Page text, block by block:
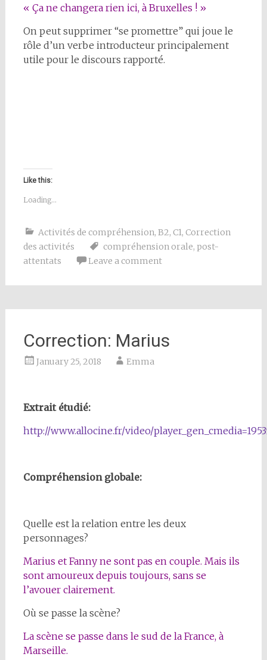
« Ça ne changera rien ici, à Bruxelles ! »
On peut supprimer “se promettre” qui joue le
rôle d’un verbe introducteur principalement
utile pour le discours rapporté.
Like this:
Loading...
Activités de compréhension, B2, C1, Correction
des activités
compréhension orale, post-
attentats
Leave a comment
Correction: Marius
January 25, 2018 Emma
Extrait étudié:
http://www.allocine.fr/video/
Compréhension globale:
Quelle est la relation entre les deux
personnages?
Marius et Fanny ne sont pas en couple. Mais ils
sont amoureux depuis toujours, sans se
l’avouer clairement.
Où se passe la scène?
La scène se passe dans le sud de la France, à
Marseille.